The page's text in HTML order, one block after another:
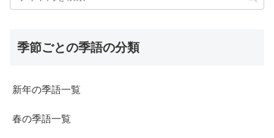
季節ごとの季語の分類
新年の季語一覧
春の季語一覧